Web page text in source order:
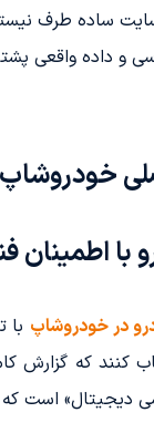
ساده طرف
و داده واقعی
خودروشاپ
با اطمینان
در خودروشاپ با
کنند که
دیجیتال» است